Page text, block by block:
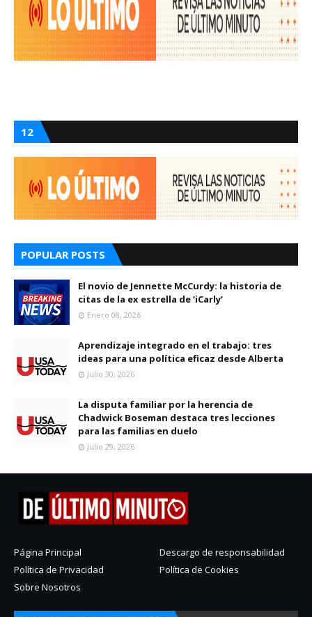
12
POPULAR POSTS
El novio de Jennette McCurdy: la historia de
citas de la ex estrella de ‘iCarly’
Enero 08, 2026
Aprendizaje integrado en el trabajo: tres
ideas para una política eficaz desde Alberta
Julio 30, 2026
La disputa familiar por la herencia de
Chadwick Boseman destaca tres lecciones
para las familias en duelo
Julio 29, 2026
Página Principal
Descargo de responsabilidad
Política de Privacidad
Política de Cookies
Sobre Nosotros